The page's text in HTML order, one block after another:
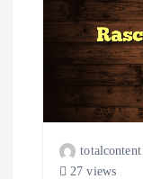
e
totalcontent
27 views